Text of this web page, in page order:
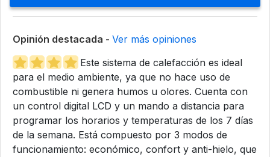
Opinión destacada - Ver más opiniones
Este sistema de calefacción es ideal
para el medio ambiente, ya que no hace uso de
combustible ni genera humos u olores. Cuenta con
un control digital LCD y un mando a distancia para
programar los horarios y temperaturas de los 7 días
de la semana. Está compuesto por 3 modos de
funcionamiento: económico, confort y anti-hielo, que